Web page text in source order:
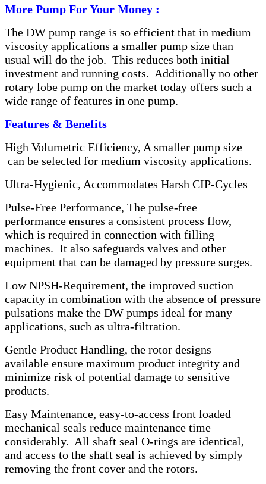
More Pump For Your Money :
The DW pump range is so efficient that in medium
viscosity applications a smaller pump size than
usual will do the job. This reduces both initial
investment and running costs. Additionally no other
rotary lobe pump on the market today offers such a
wide range of features in one pump.
Features & Benefits
High Volumetric Efficiency, A smaller pump size
can be selected for medium viscosity applications.
Ultra-Hygienic, Accommodates Harsh CIP-Cycles
Pulse-Free Performance, The pulse-free
performance ensures a consistent process flow,
which is required in connection with filling
machines. It also safeguards valves and other
equipment that can be damaged by pressure surges.
Low NPSH-Requirement, the improved suction
capacity in combination with the absence of pressure
pulsations make the DW pumps ideal for many
applications, such as ultra-filtration.
Gentle Product Handling, the rotor designs
available ensure maximum product integrity and
minimize risk of potential damage to sensitive
products.
Easy Maintenance, easy-to-access front loaded
mechanical seals reduce maintenance time
considerably. All shaft seal O-rings are identical,
and access to the shaft seal is achieved by simply
removing the front cover and the rotors.